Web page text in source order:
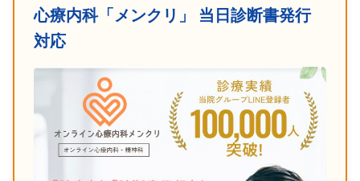
心療内科「メンクリ」 当日診断書発行
対応